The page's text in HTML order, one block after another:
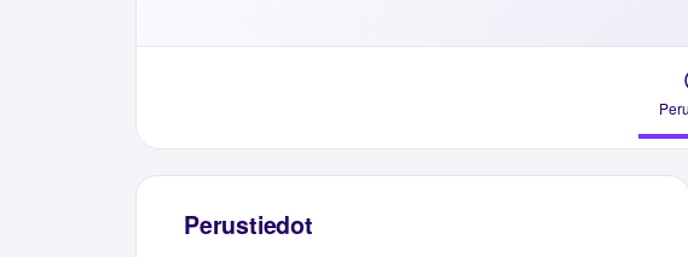
Perustiedot